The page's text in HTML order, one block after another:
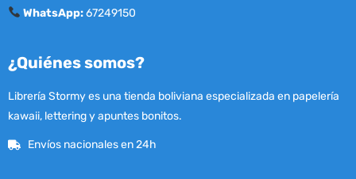
WhatsApp:67249150
¿Quiénes somos?
Librería Stormy es una tienda boliviana especializada en papelería
kawaii, lettering y apuntes bonitos.
Envíos nacionales en 24h